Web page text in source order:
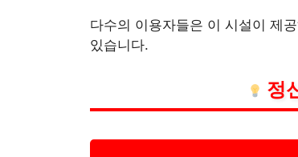
다수의 이용자들은 이 시설이 제
있습니다.
정